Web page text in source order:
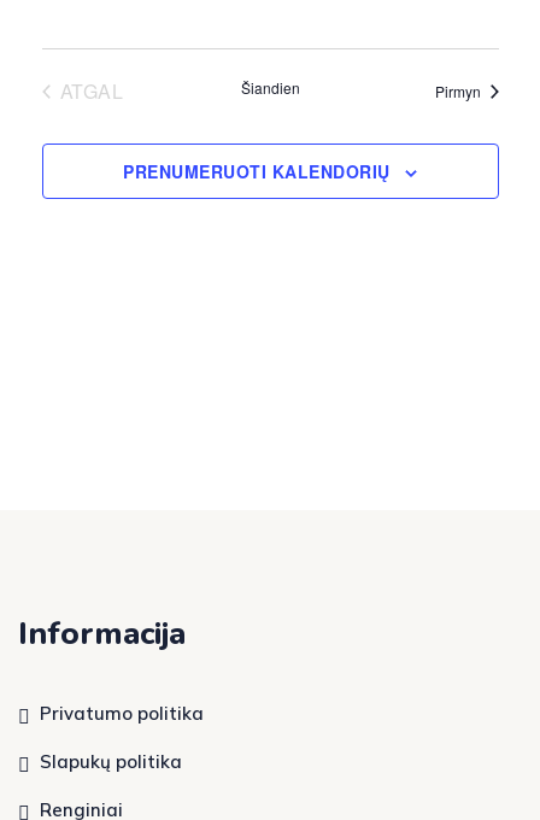
ATGAL
Šiandien Pirmyn
PRENUMERUOTI KALENDORIŲ
Informacija
Privatumo politika
Slapukų politika
Renginiai